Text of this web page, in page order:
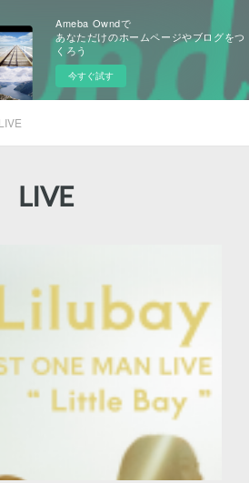
Ameba Owndで
あなただけのホームページやブログをつ
くろう
今すぐ試す
LIVE
LIVE